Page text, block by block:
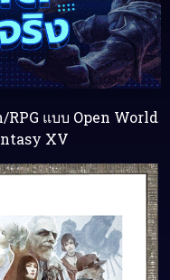
แบบ Open World
XV